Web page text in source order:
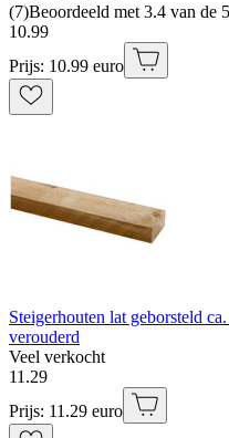
(7)Beoordeeld met 3.4 van de
10.99
Prijs: 10.99 euro
Steigerhouten lat geborsteld
verouderd
Veel verkocht
11 .29
Prijs: 11.29 euro